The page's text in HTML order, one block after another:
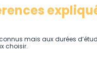
mais aux durées
choisir.